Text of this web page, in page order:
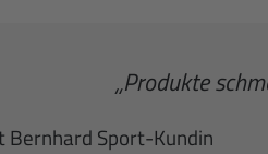
„Produkte
Bernhard Sport-Kundin